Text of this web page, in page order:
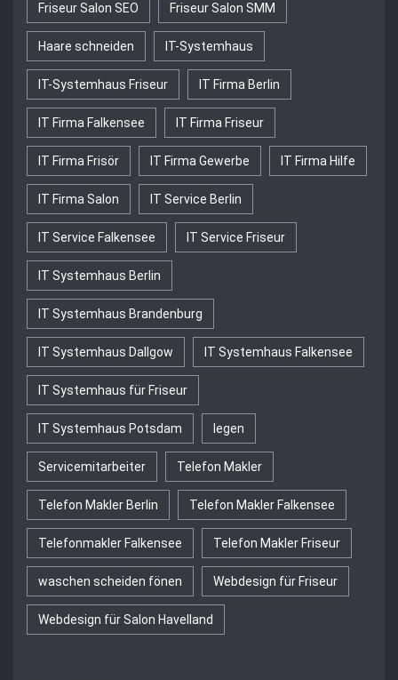
Friseur Salon SEO Friseur Salon SMM
Haare schneiden IT-Systemhaus
IT-Systemhaus Friseur IT Firma Berlin
IT Firma Falkensee IT Firma Friseur
IT Firma Frisör IT Firma Gewerbe IT Firma Hilfe
IT Firma Salon IT Service Berlin
IT Service Falkensee IT Service Friseur
IT Systemhaus Berlin
IT Systemhaus Brandenburg
IT Systemhaus Dallgow IT Systemhaus Falkensee
IT Systemhaus für Friseur
IT Systemhaus Potsdam legen
Servicemitarbeiter Telefon Makler
Telefon Makler Berlin Telefon Makler Falkensee
Telefonmakler Falkensee Telefon Makler Friseur
waschen scheiden fönen Webdesign für Friseur
Webdesign für Salon Havelland